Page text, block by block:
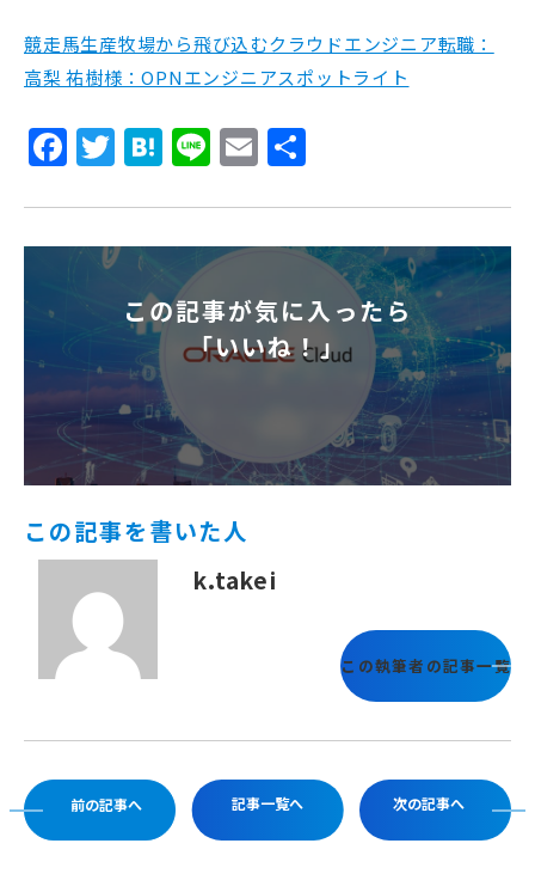
競走馬生産牧場から飛び込むクラウドエンジニア転職：
高梨 祐樹様：OPNエンジニアスポットライト
Facebook
Twitter
Hatena
LineEmail
この記事が気に入ったら
「いいね！」
この記事を書いた人
k.takei
この執筆者の記事一覧
前の記事へ 記事一覧へ 次の記事へ